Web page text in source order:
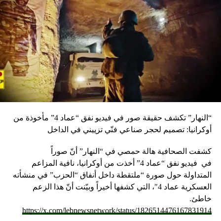
RELATED TOPICS:
: سرد في محكمة لاهاي لوقائع “الظلام الحالك في
DON'T MISS
اتحاد بلديات جبل عامل نظم رحلة لمسنين إلى مقام السيدة
“النهار” تكشف حقيقة صور في فيديو نفق “عماد 4” مأخوذة من
أوكرانيا: تصميم لحجر صناعي فنّي تزييني في الداخل
كشفت الصحافية هالة حمصي في “النهار” أنّ صوراً
في فيديو
نفق “عماد 4” أخذت من أوكرانيا، نافية المزاعم
المتداولة حول صورة “ملتقطة داخل أنفاق “الحزب” في منشأته
العسكرية عماد 4″، التي كشفها أخيراً وبيّنت أنّ هذا الزعم
خاطئ.
https://x.com/lebnewsnetwork/status/1826514476167831914